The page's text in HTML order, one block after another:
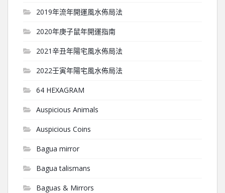
2019年流年開運風水佈局法
2020年庚子鼠年開運指南
2021辛丑年陽宅風水佈局法
2022壬寅年陽宅風水佈局法
64 HEXAGRAM
Auspicious Animals
Auspicious Coins
Bagua mirror
Bagua talismans
Baguas & Mirrors